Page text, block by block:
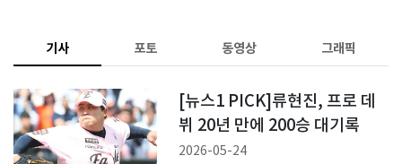
기사 포토 동영상 그래픽
[뉴스1 PICK]류현진, 프로 데
뷔 20년 만에 200승 대기록
2026-05-24